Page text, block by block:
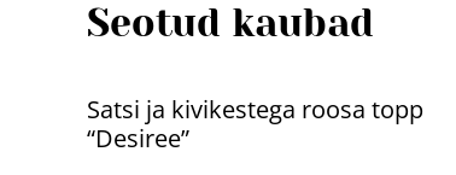
Seotud kaubad
%
Satsi ja kivikestega roosa topp
“Desiree”